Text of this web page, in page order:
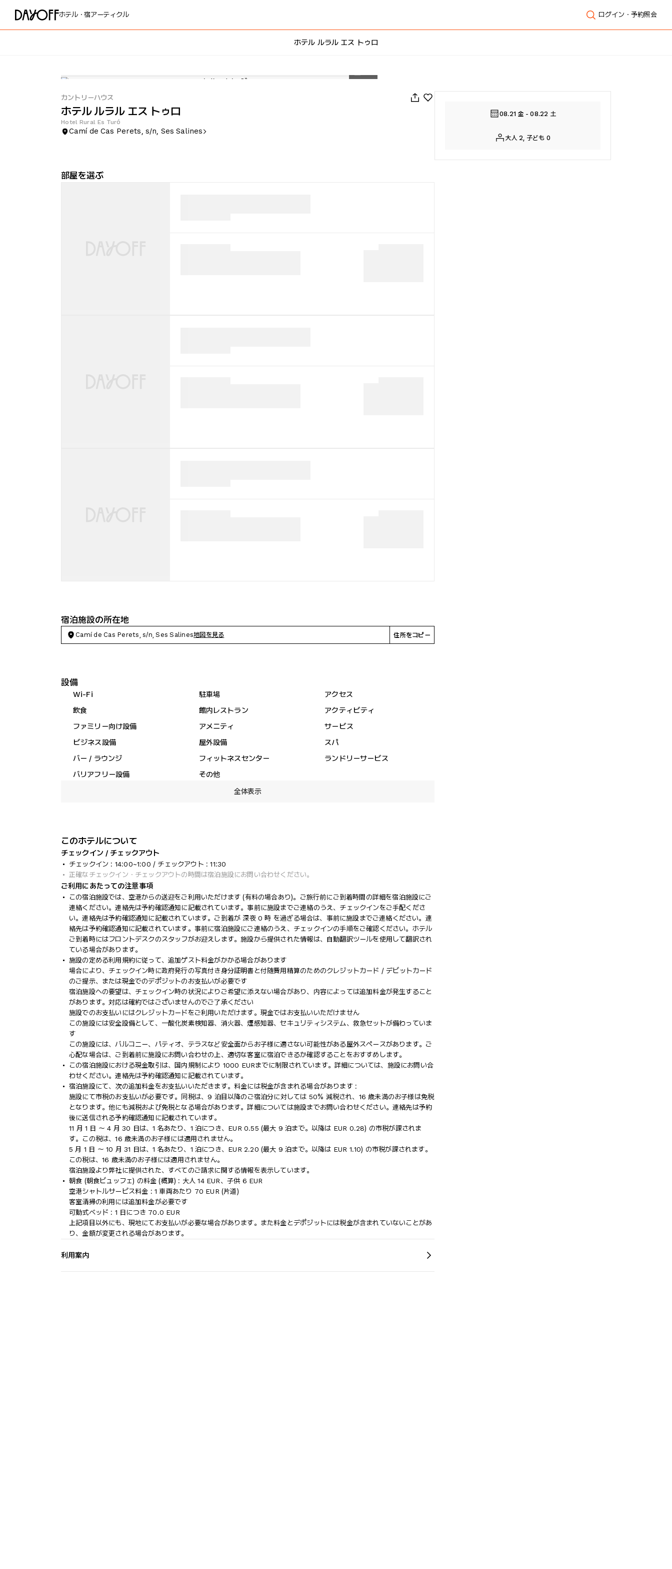
ホテル・宿アーティクル ログイン・予約照会
ホテル ルラル エス トゥロ
カントリーハウス
ホテル ルラル エス トゥロ
Hotel Rural Es Turó
Camí de Cas Perets, s/n, Ses Salines
部屋を選ぶ
宿泊施設の所在地
Camí de Cas Perets, s/n, Ses Salines地図を見る 住所をコピー
設備
Wi-Fi 駐車場
アクセス
飲食
館内レストラン
アクティビティ
ファミリー向け設備
アメニティ
サービス
ビジネス設備
屋外設備
スパ
バー / ラウンジ
フィットネスセンター
ランドリーサービス
バリアフリー設備
その他
全体表示
このホテルについて
チェックイン / チェックアウト
チェックイン : 14:00~1:00 / チェックアウト : 11:30
正確なチェックイン・チェックアウトの時間は宿泊施設にお問い合わせください。
ご利用にあたっての注意事項
この宿泊施設では、空港からの送迎をご利用いただけます (有料の場合あり)。ご旅行前にご到着時間の詳細を宿泊施設にご
連絡ください。連絡先は予約確認通知に記載されています。事前に施設までご連絡のうえ、チェックインをご手配くださ
い。連絡先は予約確認通知に記載されています。ご到着が 深夜 0 時 を過ぎる場合は、事前に施設までご連絡ください。連
絡先は予約確認通知に記載されています。事前に宿泊施設にご連絡のうえ、チェックインの手順をご確認ください。ホテル
ご到着時にはフロントデスクのスタッフがお迎えします。施設から提供された情報は、自動翻訳ツールを使用して翻訳され
ている場合があります。
施設の定める利用規約に従って、追加ゲスト料金がかかる場合があります
場合により、チェックイン時に政府発行の写真付き身分証明書と付随費用精算のためのクレジットカード / デビットカード
のご提示、または現金でのデポジットのお支払いが必要です
宿泊施設への要望は、チェックイン時の状況によりご希望に添えない場合があり、内容によっては追加料金が発生すること
があります。対応は確約ではございませんのでご了承ください
施設でのお支払いにはクレジットカードをご利用いただけます。現金ではお支払いいただけません
この施設には安全設備として、一酸化炭素検知器、消火器、煙感知器、セキュリティシステム、救急セットが備わっていま
す
この施設には、バルコニー、パティオ、テラスなど安全面からお子様に適さない可能性がある屋外スペースがあります。ご
心配な場合は、ご到着前に施設にお問い合わせの上、適切な客室に宿泊できるか確認することをおすすめします。
この宿泊施設における現金取引は、国内規制により 1000 EURまでに制限されています。詳細については、施設にお問い合
わせください。連絡先は予約確認通知に記載されています。
宿泊施設にて、次の追加料金をお支払いいただきます。料金には税金が含まれる場合があります :
施設にて市税のお支払いが必要です。同税は、9 泊目以降のご宿泊分に対しては 50% 減税され、16 歳未満のお子様は免税
となります。他にも減税および免税となる場合があります。詳細については施設までお問い合わせください。連絡先は予約
後に送信される予約確認通知に記載されています。
11 月 1 日 ～ 4 月 30 日は、1 名あたり、1 泊につき、EUR 0.55 (最大 9 泊まで。以降は EUR 0.28) の市税が課されま
す。この税は、16 歳未満のお子様には適用されません。
5 月 1 日 ～ 10 月 31 日は、1 名あたり、1 泊につき、EUR 2.20 (最大 9 泊まで。以降は EUR 1.10) の市税が課されます。
この税は、16 歳未満のお子様には適用されません。
宿泊施設より弊社に提供された、すべてのご請求に関する情報を表示しています。
朝食 (朝食ビュッフェ) の料金 (概算) : 大人 14 EUR、子供 6 EUR
空港シャトルサービス料金 : 1 車両あたり 70 EUR (片道)
客室清掃の利用には追加料金が必要です
可動式ベッド : 1 日につき 70.0 EUR
上記項目以外にも、現地にてお支払いが必要な場合があります。また料金とデポジットには税金が含まれていないことがあ
り、金額が変更される場合があります。
利用案内
08.21 金 - 08.22 土
大人 2, 子ども 0